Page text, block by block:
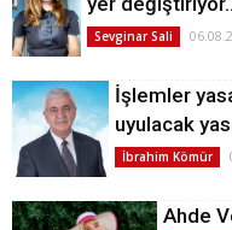
Sevginar Sali
İşlemler
uyulacak
İbrahim Kömür
Ahde